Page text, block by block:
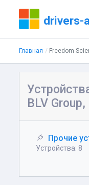
drivers-
Главная Freedom
BLV Group,
Прочие
Устройства: 8